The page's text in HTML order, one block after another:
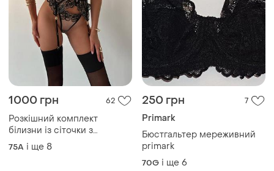
1000 грн 62
Розкішний комплект
білизни із сіточки з
вишивкою в комплекті з
панчохами
75A і ще 8
250 грн 7
Primark
Бюстгальтер мереживний
primark
70G і ще 6